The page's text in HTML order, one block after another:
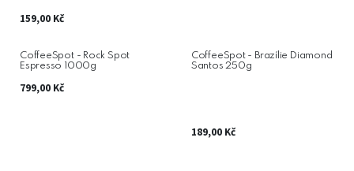
159,00 Kč
CoffeeSpot - Rock Spot
Espresso 1000g
799,00 Kč
CoffeeSpot - Brazílie Diamond
Santos 250g
189,00Kč